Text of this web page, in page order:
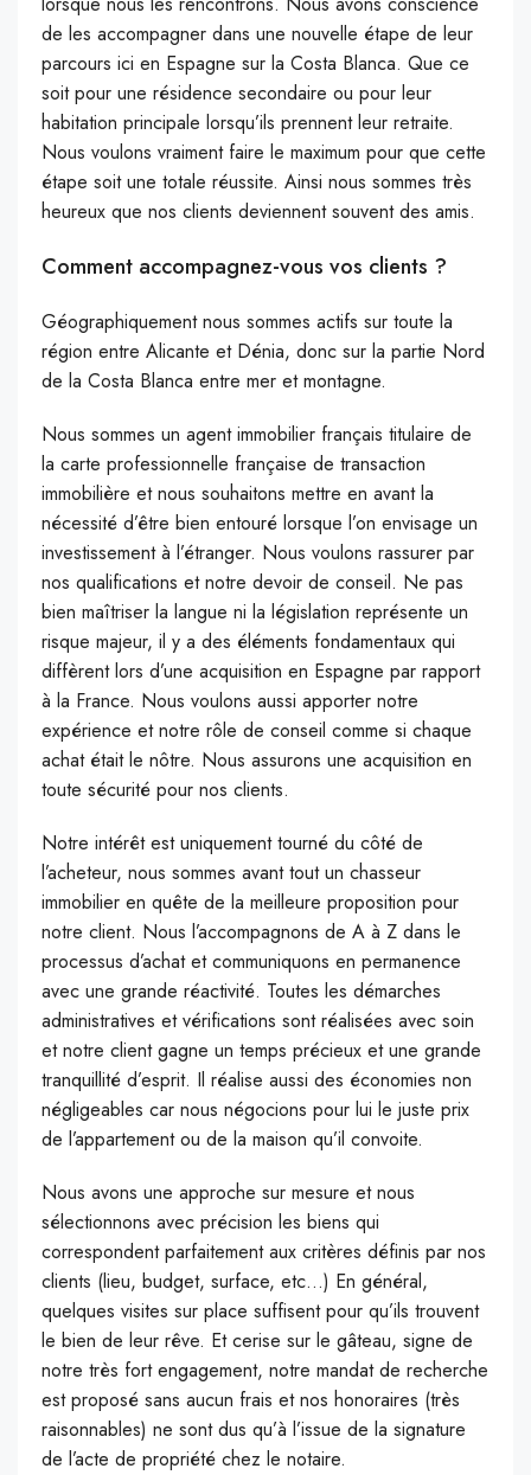
de les accompagner dans une nouvelle étape de leur
parcours ici en Espagne sur la Costa Blanca. Que ce
soit pour une résidence secondaire ou pour leur
habitation principale lorsqu’ils prennent leur retraite.
Nous voulons vraiment faire le maximum pour que cette
étape soit une totale réussite. Ainsi nous sommes très
heureux que nos clients deviennent souvent des amis.
Comment accompagnez-vous vos clients ?
Géographiquement nous sommes actifs sur toute la
région entre Alicante et Dénia, donc sur la partie Nord
de la Costa Blanca entre mer et montagne.
Nous sommes un agent immobilier français titulaire de
la carte professionnelle française de transaction
immobilière et nous souhaitons mettre en avant la
nécessité d’être bien entouré lorsque l’on envisage un
investissement à l’étranger. Nous voulons rassurer par
nos qualifications et notre devoir de conseil. Ne pas
bien maîtriser la langue ni la législation représente un
risque majeur, il y a des éléments fondamentaux qui
diffèrent lors d’une acquisition en Espagne par rapport
à la France. Nous voulons aussi apporter notre
expérience et notre rôle de conseil comme si chaque
achat était le nôtre. Nous assurons une acquisition en
toute sécurité pour nos clients.
Notre intérêt est uniquement tourné du côté de
l’acheteur, nous sommes avant tout un chasseur
immobilier en quête de la meilleure proposition pour
notre client. Nous l’accompagnons de A à Z dans le
processus d’achat et communiquons en permanence
avec une grande réactivité. Toutes les démarches
administratives et vérifications sont réalisées avec soin
et notre client gagne un temps précieux et une grande
tranquillité d’esprit. Il réalise aussi des économies non
négligeables car nous négocions pour lui le juste prix
de l’appartement ou de la maison qu’il convoite.
Nous avons une approche sur mesure et nous
sélectionnons avec précision les biens qui
correspondent parfaitement aux critères définis par nos
clients (lieu, budget, surface, etc…) En général,
quelques visites sur place suffisent pour qu’ils trouvent
le bien de leur rêve. Et cerise sur le gâteau, signe de
notre très fort engagement, notre mandat de recherche
est proposé sans aucun frais et nos honoraires (très
raisonnables) ne sont dus qu’à l’issue de la signature
de l’acte de propriété chez le notaire.